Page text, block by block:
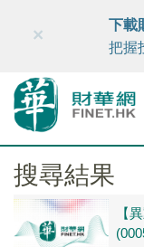
財華智庫網
×
下載
把握
搜尋結果
【